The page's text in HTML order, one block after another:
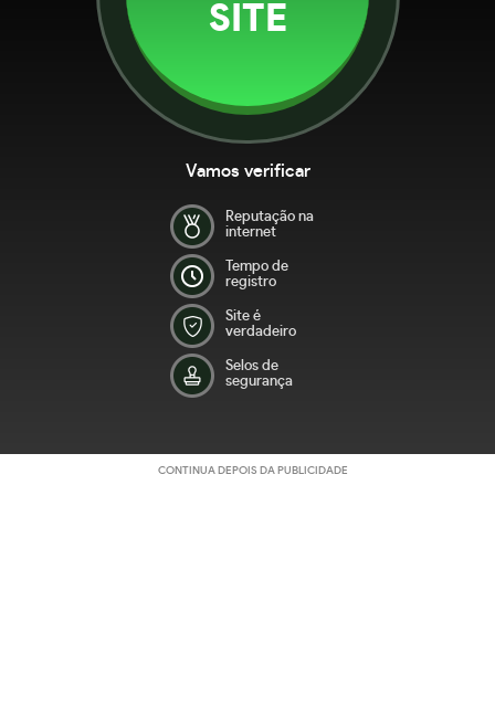
SITE
Vamos verificar
Reputação na
internet
Tempo de
registro
Site é
verdadeiro
Selos de
segurança
CONTINUA DEPOIS DA PUBLICIDADE